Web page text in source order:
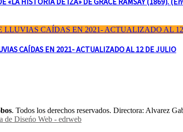
CAÍDAS EN 2021- ACTUALIZADO AL 12 DE JULIO
. Todos los derechos reservados. Directora: Alvarez
de Diseńo Web - edrweb